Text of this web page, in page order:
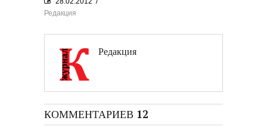
Редакция
Редакция
КОММЕНТАРИЕВ 12